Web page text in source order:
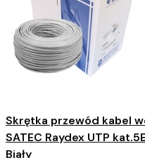
Skrętka przewód kabel
SATEC Raydex UTP
Biały